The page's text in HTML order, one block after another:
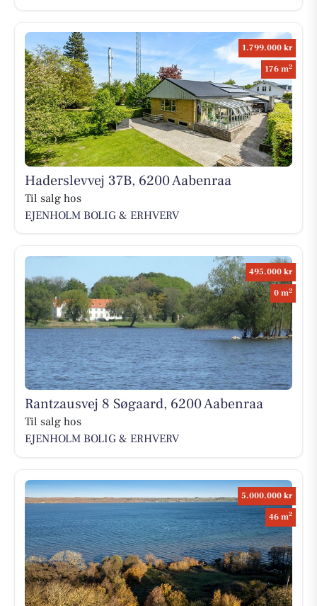
1.799.000 kr
176 m2
Haderslevvej 37B, 6200 Aabenraa
Til salg hos
EJENHOLM BOLIG & ERHVERV
495.000 kr
0 m2
Rantzausvej 8 Søgaard, 6200 Aabenraa
Til salg hos
EJENHOLM BOLIG & ERHVERV
5.000.000 kr
46 m2